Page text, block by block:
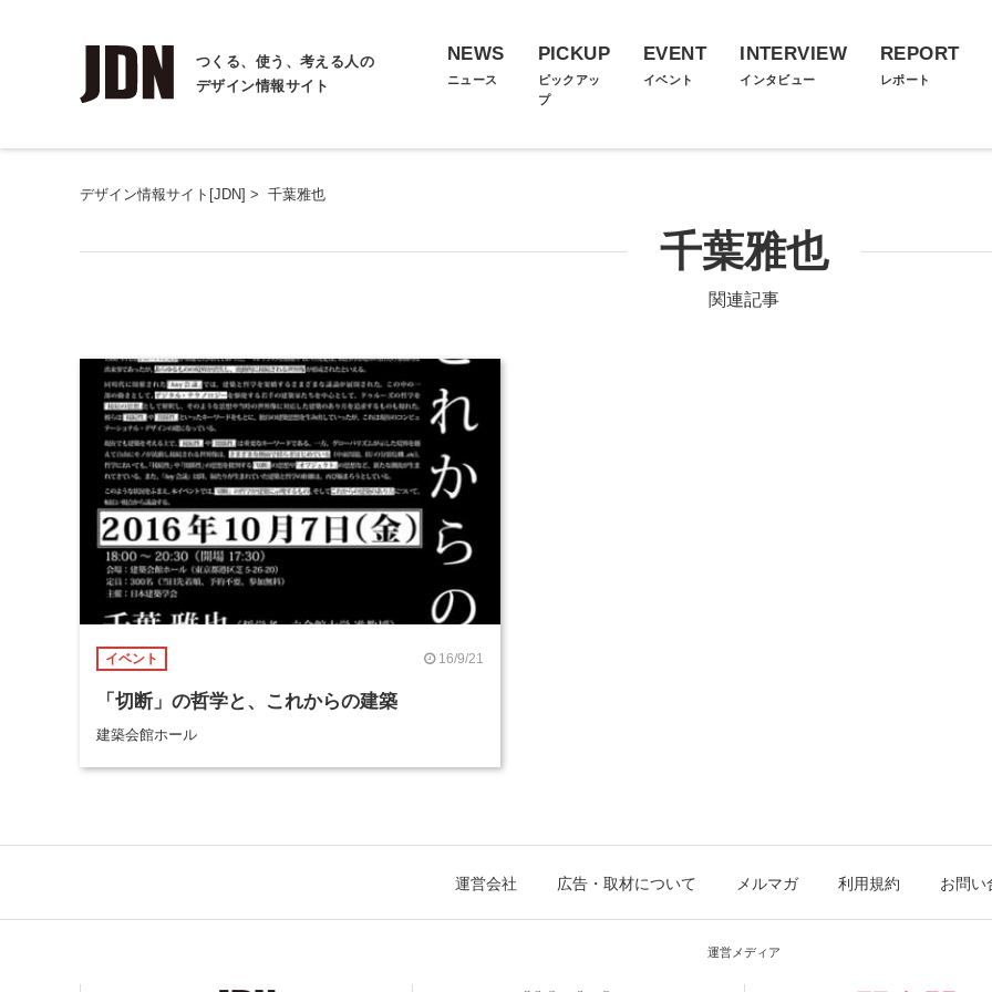
つくる、使う、考える人の
デザイン情報サイト
NEWS
ニュース
PICKUP
ピックアッ
プ
EVENT
イベント
INTERVIEW
インタビュー
REPORT
レポート
デザイン情報サイト[JDN] > 千葉雅也
千葉雅也
関連記事
イベント 16/9/21
「切断」の哲学と、これからの建築
建築会館ホール
運営会社 広告・取材について メルマガ 利用規約 お問い
運営メディア